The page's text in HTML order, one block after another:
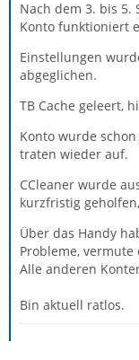
Nach dem 3. bis 5.
Konto funktioniert
Einstellungen
abgeglichen.
TB Cache geleert,
Konto wurde
traten wieder auf.
CCleaner wurde
kurzfristig
Über das Handy
Probleme,
Alle anderen
Bin aktuell ratlos.